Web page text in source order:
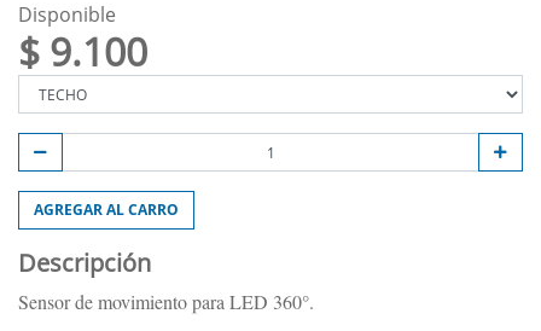
Disponible
$ 9.100
AGREGAR AL CARRO
Descripción
Sensor de movimiento para LED 360°.